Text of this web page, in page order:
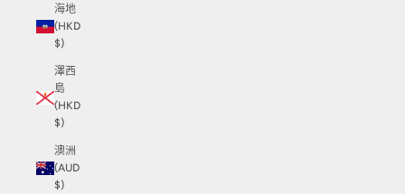
海地
(HKD
$)
澤西
島
(HKD
$)
澳洲
(AUD
$)